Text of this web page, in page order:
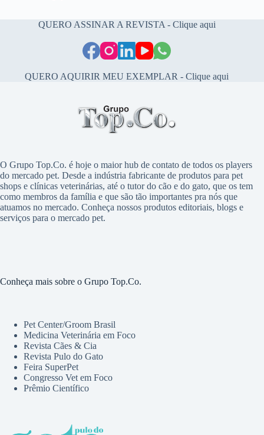
QUERO ASSINAR A REVISTA - Clique aqui
QUERO AQUIRIR MEU EXEMPLAR - Clique aqui
O Grupo Top.Co. é hoje o maior hub de contato de todos os players
do mercado pet. Desde a indústria fabricante de produtos para pet
shops e clínicas veterinárias, até o tutor do cão e do gato, que os tem
como membros da família e que são tão importantes pra nós que
atuamos no mercado. Conheça nossos produtos editoriais, blogs e
serviços para o mercado pet.
Conheça mais sobre o Grupo Top.Co.
Pet Center/Groom Brasil
Medicina Veterinária em Foco
Revista Cães & Cia
Revista Pulo do Gato
Feira SuperPet
Congresso Vet em Foco
Prêmio Científico